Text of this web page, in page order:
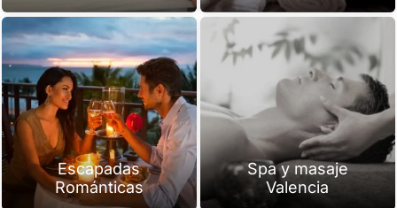
Escapadas
Románticas
Spa y masaje
Valencia